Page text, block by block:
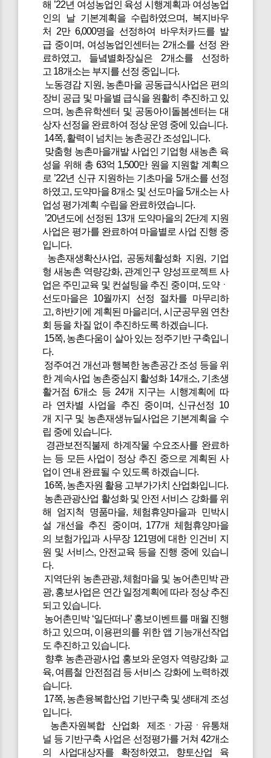
해 ’22년 여성농업인 육성 시행계획과 여성농업
인의 날 기본계획을 수립하였으며, 복지바우
처 2만 6,000명을 선정하여 바우처카드를 발
급 중이며, 여성농업인센터는 2개소를 선정 완
료하였고, 들녘별화장실은 2개소를 선정하
고 18개소는 부지를 선정 중입니다.
노동경감 지원, 농촌마을 공동급식사업은 편의
장비 공급 및 마을별 급식을 원활히 추진하고 있
으며, 농촌유학센터 및 공동아이돌봄센터는 대
상자 선정을 완료하여 정상 운영 중에 있습니다.
14쪽, 활력이 넘치는 농촌공간 조성입니다.
맞춤형 농촌마을개발 사업인 기업형 새농촌 육
성을 위해 총 63억 1,500만 원을 지원할 계획으
로 ’22년 신규 지원하는 기초마을 5개소를 선정
하였고, 도약마을 8개소 및 선도마을 5개소는 사
업성 평가계획 수립을 완료하였습니다.
’20년도에 선정된 13개 도약마을의 2단계 지원
사업은 평가를 완료하여 마을별로 사업 진행 중
입니다.
농촌재생확산사업, 공동체활성화 지원, 기업
형 새농촌 역량강화, 관계인구 양성프로젝트 사
업은 주민교육 및 컨설팅을 추진 중이며, 도약ㆍ
선도마을은 10월까지 선정 절차를 마무리하
고, 하반기에 계획된 마을리더, 시군공무원 연찬
회 등을 차질 없이 추진하도록 하겠습니다.
15쪽, 농촌다움이 살아 있는 정주기반 구축입니
다.
정주여건 개선과 행복한 농촌공간 조성 등을 위
한 계속사업 농촌중심지 활성화 14개소, 기초생
활거점 6개소 등 24개 지구는 시행계획에 따
라 연차별 사업을 추진 중이며, 신규선정 10
개 지구 및 농촌재생뉴딜사업은 기본계획을 수
립 중에 있습니다.
경관보전직불제 하계작물 수요조사를 완료하
는 등 모든 사업이 정상 추진 중으로 계획된 사
업이 연내 완료될 수 있도록 하겠습니다.
16쪽, 농촌자원 활용 고부가가치 산업화입니다.
농촌관광산업 활성화 및 안전 서비스 강화를 위
해 엄지척 명품마을, 체험휴양마을과 민박시
설 개선을 추진 중이며, 177개 체험휴양마을
의 보험가입과 사무장 121명에 대한 인건비 지
원 및 서비스, 안전교육 등을 진행 중에 있습니
다.
지역단위 농촌관광, 체험마을 및 농어촌민박 관
광, 홍보사업은 연간 일정계획에 따라 정상 추진
되고 있습니다.
농어촌민박 ‘일단떠나’ 홍보이벤트를 매월 진행
하고 있으며, 이용편의를 위한 앱 기능개선작업
도 추진하고 있습니다.
향후 농촌관광사업 홍보와 운영자 역량강화 교
육, 여름철 안전점검 등 서비스 강화에 노력하겠
습니다.
17쪽, 농촌융복합산업 기반구축 및 생태계 조성
입니다.
농촌자원복합 산업화 제조ㆍ가공ㆍ유통채
널 등 기반구축 사업은 선정평가를 거쳐 42개소
의 사업대상자를 확정하였고, 향토산업 육